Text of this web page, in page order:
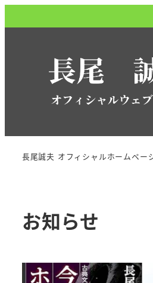
イ
長尾誠夫 オフィシャルホームペー
お知らせ